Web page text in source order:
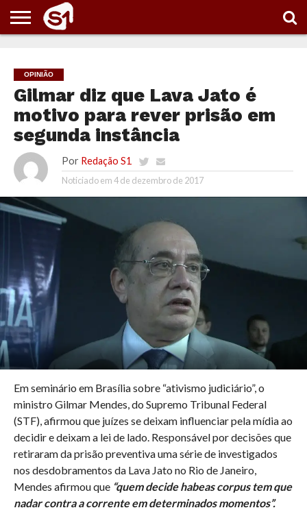
OPINIÃO
Gilmar diz que Lava Jato é
motivo para rever prisão em
segunda instância
Por Redação S1
Noticiado em4 de dezembro de 2017
Em seminário em Brasília sobre “ativismo judiciário”, o
ministro Gilmar Mendes, do Supremo Tribunal Federal
(STF), afirmou que juízes se deixam influenciar pela mídia ao
decidir e deixam a lei de lado. Responsável por decisões que
retiraram da prisão preventiva uma série de investigados
nos desdobramentos da Lava Jato no Rio de Janeiro,
Mendes afirmou que “quem decide habeas corpus tem que
nadar contra a corrente em determinados momentos”.